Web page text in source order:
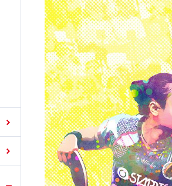
日程
公式記録
国内ランキング
大会・試合
日本代表
特集
男子ナショナルチーム選
手・候補
女子ナショナルチーム選
手・候補
卓球の基本的なルール
競技規則
観戦ガイド
協会会員登録
ゼッケンについて
競技者育成事業
卓球協会のミッション
会長あいさつ
役員委員
国際交流届申込みフォーム
国際大会自主参加申請
競技ウエア広告申請